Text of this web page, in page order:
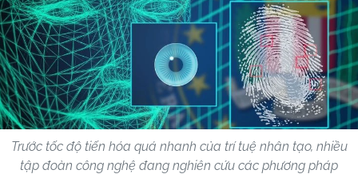
Trước tốc độ tiến hóa quá nhanh của trí tuệ nhân tạo, nhiều
tập đoàn công nghệ đang nghiên cứu các phương pháp